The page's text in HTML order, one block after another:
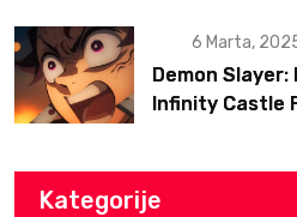
6 Marta,
Demon Slayer:
Infinity Castle
Kategorije